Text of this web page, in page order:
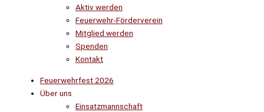
Aktiv werden
Feuerwehr-Förderverein
Mitglied werden
Spenden
Kontakt
Feuerwehrfest 2026
Über uns
Einsatzmannschaft